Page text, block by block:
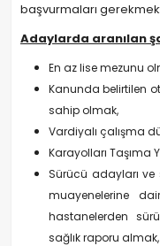
başvurmaları
Adaylarda aranılan
En az lise mezunu
Kanunda belirtilen
sahip olmak,
Vardiyalı çalışma
Karayolları Taşıma
Sürücü adayları ve
muayenelerine
hastanelerden
sağlık raporu almak,